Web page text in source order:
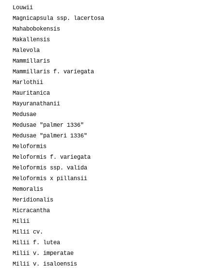
Louwii
Magnicapsula ssp. lacertosa
Mahabobokensis
Makallensis
Malevola
Mammillaris
Mammillaris f. variegata
Marlothii
Mauritanica
Mayuranathanii
Medusae
Medusae "palmer 1336"
Medusae "palmeri 1336"
Meloformis
Meloformis f. variegata
Meloformis ssp. valida
Meloformis x pillansii
Memoralis
Meridionalis
Micracantha
Milii
Milii cv.
Milii f. lutea
Milii v. imperatae
Milii v. isaloensis